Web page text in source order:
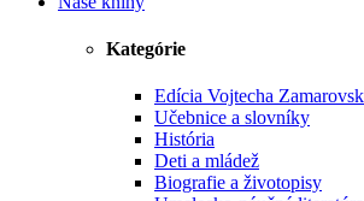
Kategórie
Edícia Vojtecha
Učebnice a slovníky
História
Deti a mládež
Biografie a životopisy